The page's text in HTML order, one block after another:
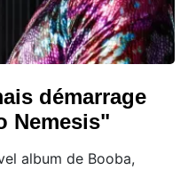
démarrage
Nemesis"
album de Booba,